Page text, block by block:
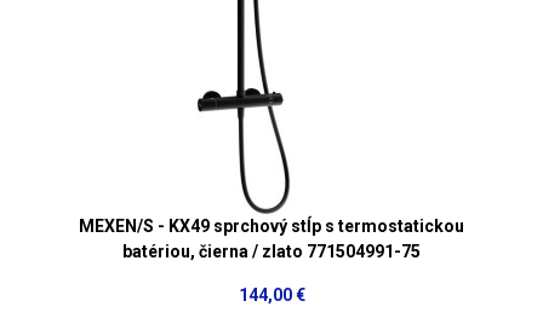
MEXEN/S - KX49 sprchový stĺp s termostatickou
batériou, čierna / zlato 771504991-75
144,00 €